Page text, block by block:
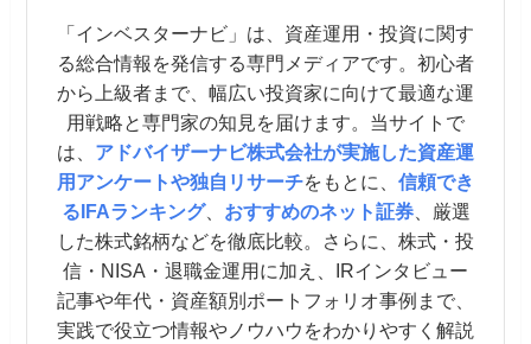
「インベスターナビ」は、資産運用・投資に関す
る総合情報を発信する専門メディアです。初心者
から上級者まで、幅広い投資家に向けて最適な運
用戦略と専門家の知見を届けます。当サイトで
は、 アドバイザーナビ株式会社が実施した資産運
用アンケートや独自リサーチをもとに、 信頼でき
るIFAランキング、 おすすめのネット証券、厳選
した株式銘柄などを徹底比較。さらに、株式・投
信・NISA・退職金運用に加え、IRインタビュー
記事や年代・資産額別ポートフォリオ事例まで、
実践で役立つ情報やノウハウをわかりやすく解説